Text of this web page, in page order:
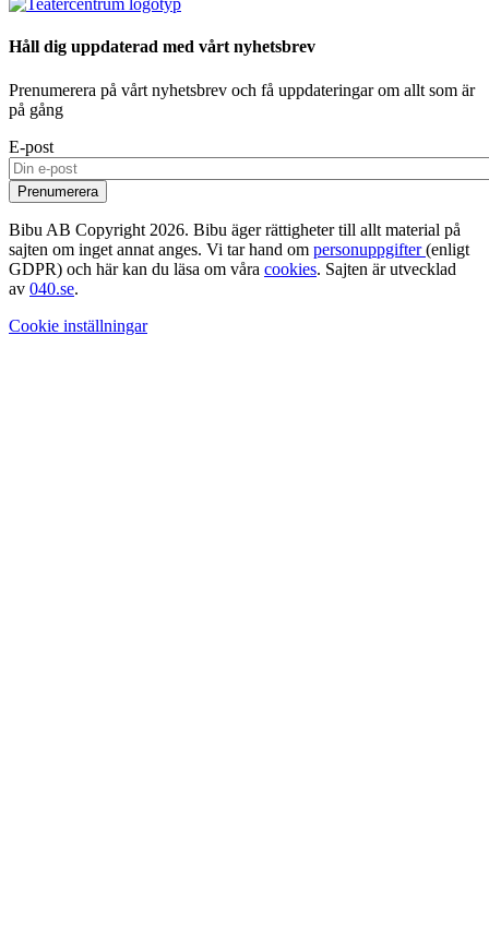
Håll dig uppdaterad med vårt nyhetsbrev
Prenumerera på vårt nyhetsbrev och få uppdateringar om allt som är
på gång
E-post
Bibu AB Copyright 2026. Bibu äger rättigheter till allt material på
sajten om inget annat anges. Vi tar hand om personuppgifter(enligt
GDPR) och här kan du läsa om våra cookies. Sajten är utvecklad
av 040.se.
Cookie inställningar